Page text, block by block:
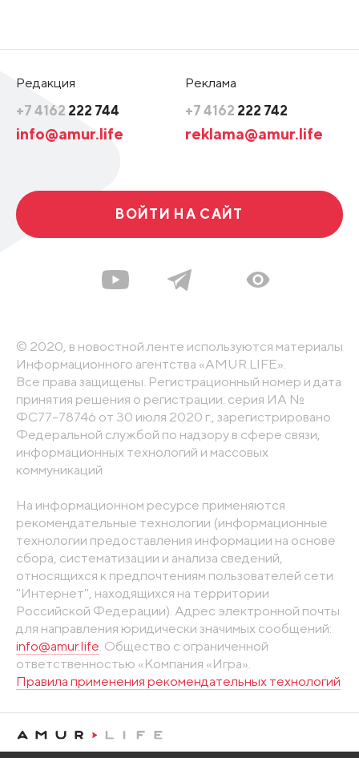
Редакция
+7 4162 222 744
info@amur.life
Реклама
+7 4162 222 742
reklama@amur.life
ВОЙТИ НА САЙТ
© 2020, в новостной ленте используются материалы
Информационного агентства «AMUR.LIFE».
Все права защищены. Регистрационный номер и дата
принятия решения о регистрации: серия ИА №
ФС77-78746 от 30 июля 2020 г., зарегистрировано
Федеральной службой по надзору в сфере связи,
информационных технологий и массовых
коммуникаций
На информационном ресурсе применяются
рекомендательные технологии (информационные
технологии предоставления информации на основе
сбора, систематизации и анализа сведений,
относящихся к предпочтениям пользователей сети
"Интернет", находящихся на территории
Российской Федерации). Адрес электронной почты
для направления юридически значимых сообщений:
info@amur.life. Общество с ограниченной
ответственностью «Компания «Игра».
Правила применения рекомендательных технологий